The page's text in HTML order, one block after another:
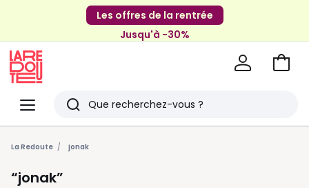
Les offres de la rentrée
Jusqu'à -30%
Menu
Redoute
Rechercher
Derniers
articles
vus
Aller
La Redoute jonak
jonak